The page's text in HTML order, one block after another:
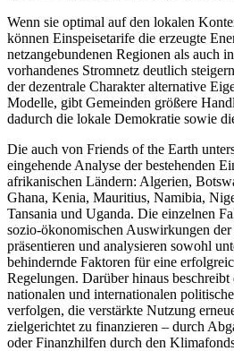
Wenn sie optimal auf den lokalen
können Einspeisetarife die erzeugte
netzangebundenen Regionen als auch
vorhandenes Stromnetz deutlich
der dezentrale Charakter alternative
Modelle, gibt Gemeinden größere
dadurch die lokale Demokratie sowie
Die auch von Friends of the Earth
eingehende Analyse der bestehenden
afrikanischen Ländern: Algerien,
Ghana, Kenia, Mauritius, Namibia,
Tansania und Uganda. Die einzelnen
sozio-ökonomischen Auswirkungen
präsentieren und analysieren sowohl
behindernde Faktoren für eine
Regelungen. Darüber hinaus
nationalen und internationalen
verfolgen, die verstärkte Nutzung
zielgerichtet zu finanzieren – durch
oder Finanzhilfen durch den